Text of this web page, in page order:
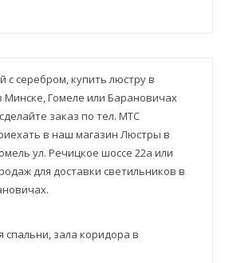
с серебром, купить люстру в
Минске, Гомеле или Барановичах
заказ по тел. МТС
в наш магазин Люстры в
ул. Речицкое шоссе 22а или
для доставки светильников в
спальни, зала коридора в